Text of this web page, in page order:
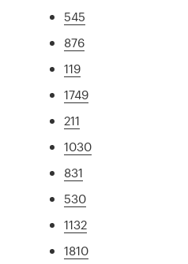
545
876
119
1749
211
1030
831
530
1132
1810